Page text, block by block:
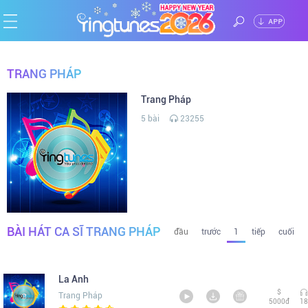
ĐĂNG
chủ
Ca
sĩ
Chủ
đề
Thể
loại
Tin
tức
TRANG PHÁP
Trang Pháp
5 bài 23255
BÀI HÁT CA SĨ TRANG PHÁP đầu trước 1 tiếp cuối
La Anh
Trang Pháp
$
5000đ
18